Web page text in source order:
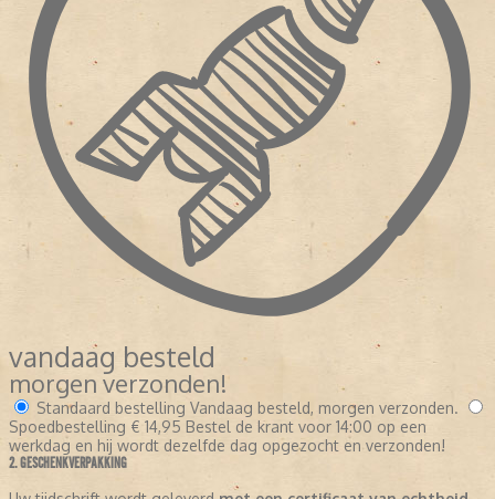
vandaag besteld
morgen verzonden!
Standaard bestelling Vandaag besteld, morgen verzonden.
Spoedbestelling € 14,95 Bestel de krant voor 14:00 op een
werkdag en hij wordt dezelfde dag opgezocht en verzonden!
2. GESCHENKVERPAKKING